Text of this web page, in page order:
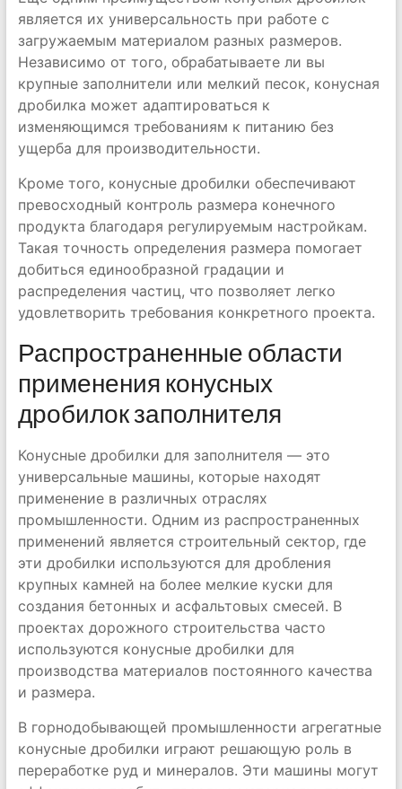
является их универсальность при работе с
загружаемым материалом разных размеров.
Независимо от того, обрабатываете ли вы
крупные заполнители или мелкий песок, конусная
дробилка может адаптироваться к
изменяющимся требованиям к питанию без
ущерба для производительности.
Кроме того, конусные дробилки обеспечивают
превосходный контроль размера конечного
продукта благодаря регулируемым настройкам.
Такая точность определения размера помогает
добиться единообразной градации и
распределения частиц, что позволяет легко
удовлетворить требования конкретного проекта.
Распространенные области
применения конусных
дробилок заполнителя
Конусные дробилки для заполнителя — это
универсальные машины, которые находят
применение в различных отраслях
промышленности. Одним из распространенных
применений является строительный сектор, где
эти дробилки используются для дробления
крупных камней на более мелкие куски для
создания бетонных и асфальтовых смесей. В
проектах дорожного строительства часто
используются конусные дробилки для
производства материалов постоянного качества
и размера.
В горнодобывающей промышленности агрегатные
конусные дробилки играют решающую роль в
переработке руд и минералов. Эти машины могут